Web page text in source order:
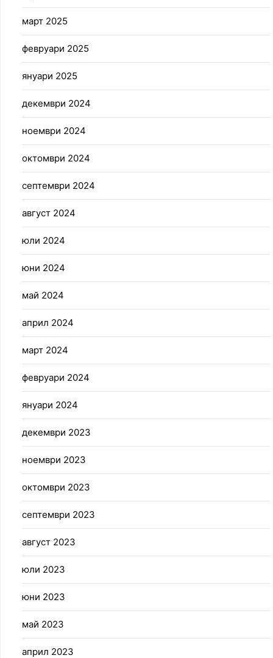
март 2025
февруари 2025
януари 2025
декември 2024
ноември 2024
октомври 2024
септември 2024
август 2024
юли 2024
юни 2024
май 2024
април 2024
март 2024
февруари 2024
януари 2024
декември 2023
ноември 2023
октомври 2023
септември 2023
август 2023
юли 2023
юни 2023
май 2023
април 2023